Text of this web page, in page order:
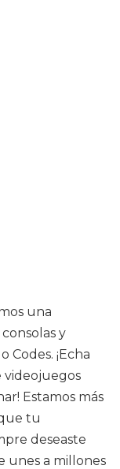
una
y
¡Echa
videojuegos
Estamos más
tu
deseaste
unes a millones